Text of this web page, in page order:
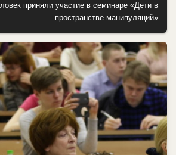
приняли участие в семинаре «Дети в
пространстве манипуляций»